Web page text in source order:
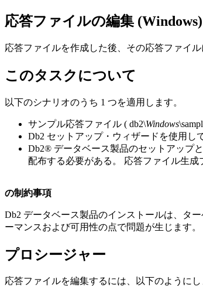
応答ファイルの編集 (Windows)
応答ファイルを作成した後、その応答ファイ
このタスクについて
以下のシナリオのうち 1 つを適用します。
サンプル応答ファイル ( db2\Windows
Db2 セットアップ・ウィザードを使用し
Db2® データベース製品のセットアップ
配布する必要がある。 応答ファイル生成
の制約事項
Db2 データベース製品のインストールは、タ
ーマンスおよび可用性の点で問題が生じます。
プロシージャー
応答ファイルを編集するには、以下のようにし